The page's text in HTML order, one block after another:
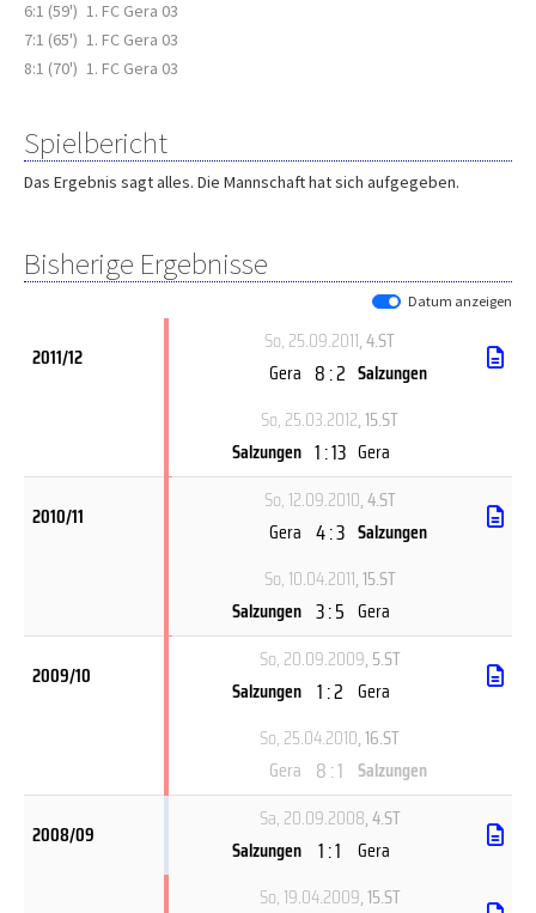
6:1 (59') 1. FC Gera 03
7:1 (65') 1. FC Gera 03
8:1 (70') 1. FC Gera 03
Spielbericht
Das Ergebnis sagt alles. Die Mannschaft hat sich aufgegeben.
Bisherige Ergebnisse
Datum anzeigen
2011/12
So, 25.09.2011, 4.ST
Gera 8 : 2 Salzungen
So, 25.03.2012, 15.ST
Salzungen 1 : 13 Gera
2010/11
So, 12.09.2010, 4.ST
Gera 4 : 3 Salzungen
So, 10.04.2011, 15.ST
Salzungen 3 : 5 Gera
2009/10
So, 20.09.2009, 5.ST
Salzungen 1 : 2 Gera
So, 25.04.2010, 16.ST
Gera 8 : 1 Salzungen
2008/09
Sa, 20.09.2008, 4.ST
Salzungen 1 : 1
Gera
So, 19.04.2009, 15.ST